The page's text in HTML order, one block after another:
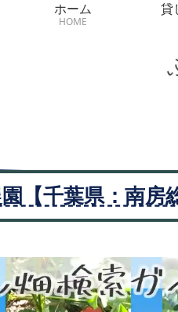
ホーム
HOME
貸
【千葉県：南房